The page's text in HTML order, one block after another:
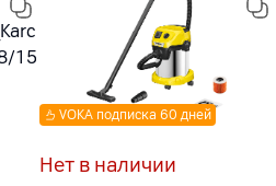
VOKA подписка 60 дней
Нет в наличии